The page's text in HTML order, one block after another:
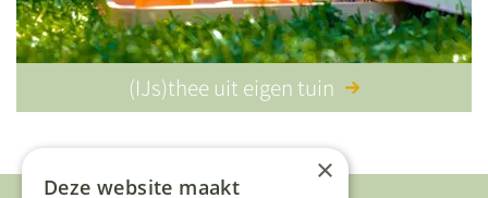
(IJs)thee uit eigen tuin
×
Deze website maakt